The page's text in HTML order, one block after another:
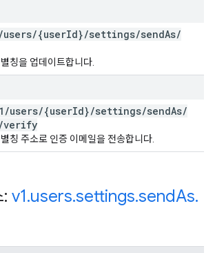
/users/{userId}/settings/sendAs/
칭을 업데이트합니다.
/users/{userId}/settings/sendAs/
/verify
칭 주소로 인증 이메일을 전송합니다.
v1.users.settings.sendAs.